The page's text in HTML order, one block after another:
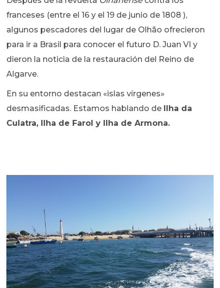
franceses (entre el 16 y el 19 de junio de 1808 ),
algunos pescadores del lugar de Olhão ofrecieron
para ir a Brasil para conocer el futuro D. Juan VI y
dieron la noticia de la restauración del Reino de
Algarve.
En su entorno destacan «islas vírgenes»
desmasificadas. Estamos hablando de
Ilha da
Culatra, Ilha de Farol y Ilha de Armona.